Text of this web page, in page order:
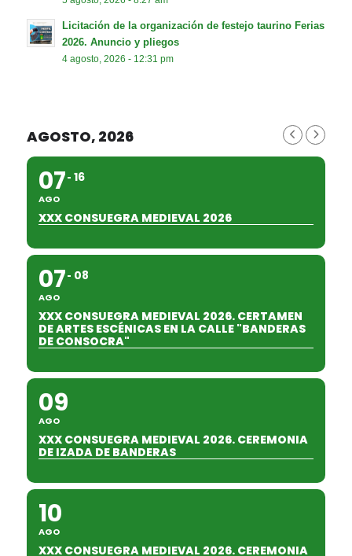
Licitación de la organización de festejo taurino Ferias
2026. Anuncio y pliegos
4 agosto, 2026 - 12:31 pm
AGOSTO, 2026
07
AGO
16
XXX CONSUEGRA MEDIEVAL 2026
07
AGO
08
XXX CONSUEGRA MEDIEVAL 2026. CERTAMEN
DE ARTES ESCÉNICAS EN LA CALLE "BANDERAS
DE CONSOCRA"
09
AGO
XXX CONSUEGRA MEDIEVAL 2026. CEREMONIA
DE IZADA DE BANDERAS
10
AGO
XXX CONSUEGRA MEDIEVAL 2026. CEREMONIA